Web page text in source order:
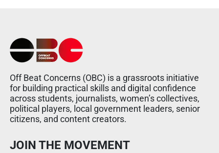
Off Beat Concerns (OBC) is a grassroots initiative
for building practical skills and digital confidence
across students, journalists, women’s collectives,
political players, local government leaders, senior
citizens, and content creators.
JOIN THE MOVEMENT